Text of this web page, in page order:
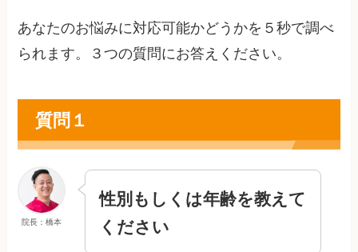
あなたのお悩みに対応可能かどうかを５秒で調べ
られます。３つの質問にお答えください。
質問１
院長：橋本
性別もしくは年齢を教えて
ください